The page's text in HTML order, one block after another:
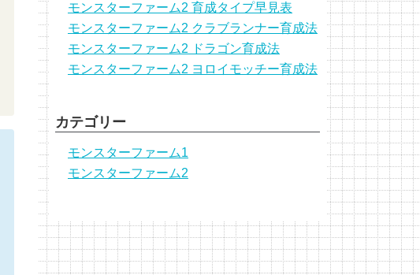
モンスターファーム2 育成タイプ早見表
モンスターファーム2 クラブランナー育成法
モンスターファーム2 ドラゴン育成法
モンスターファーム2 ヨロイモッチー育成法
カテゴリー
モンスターファーム1
モンスターファーム2